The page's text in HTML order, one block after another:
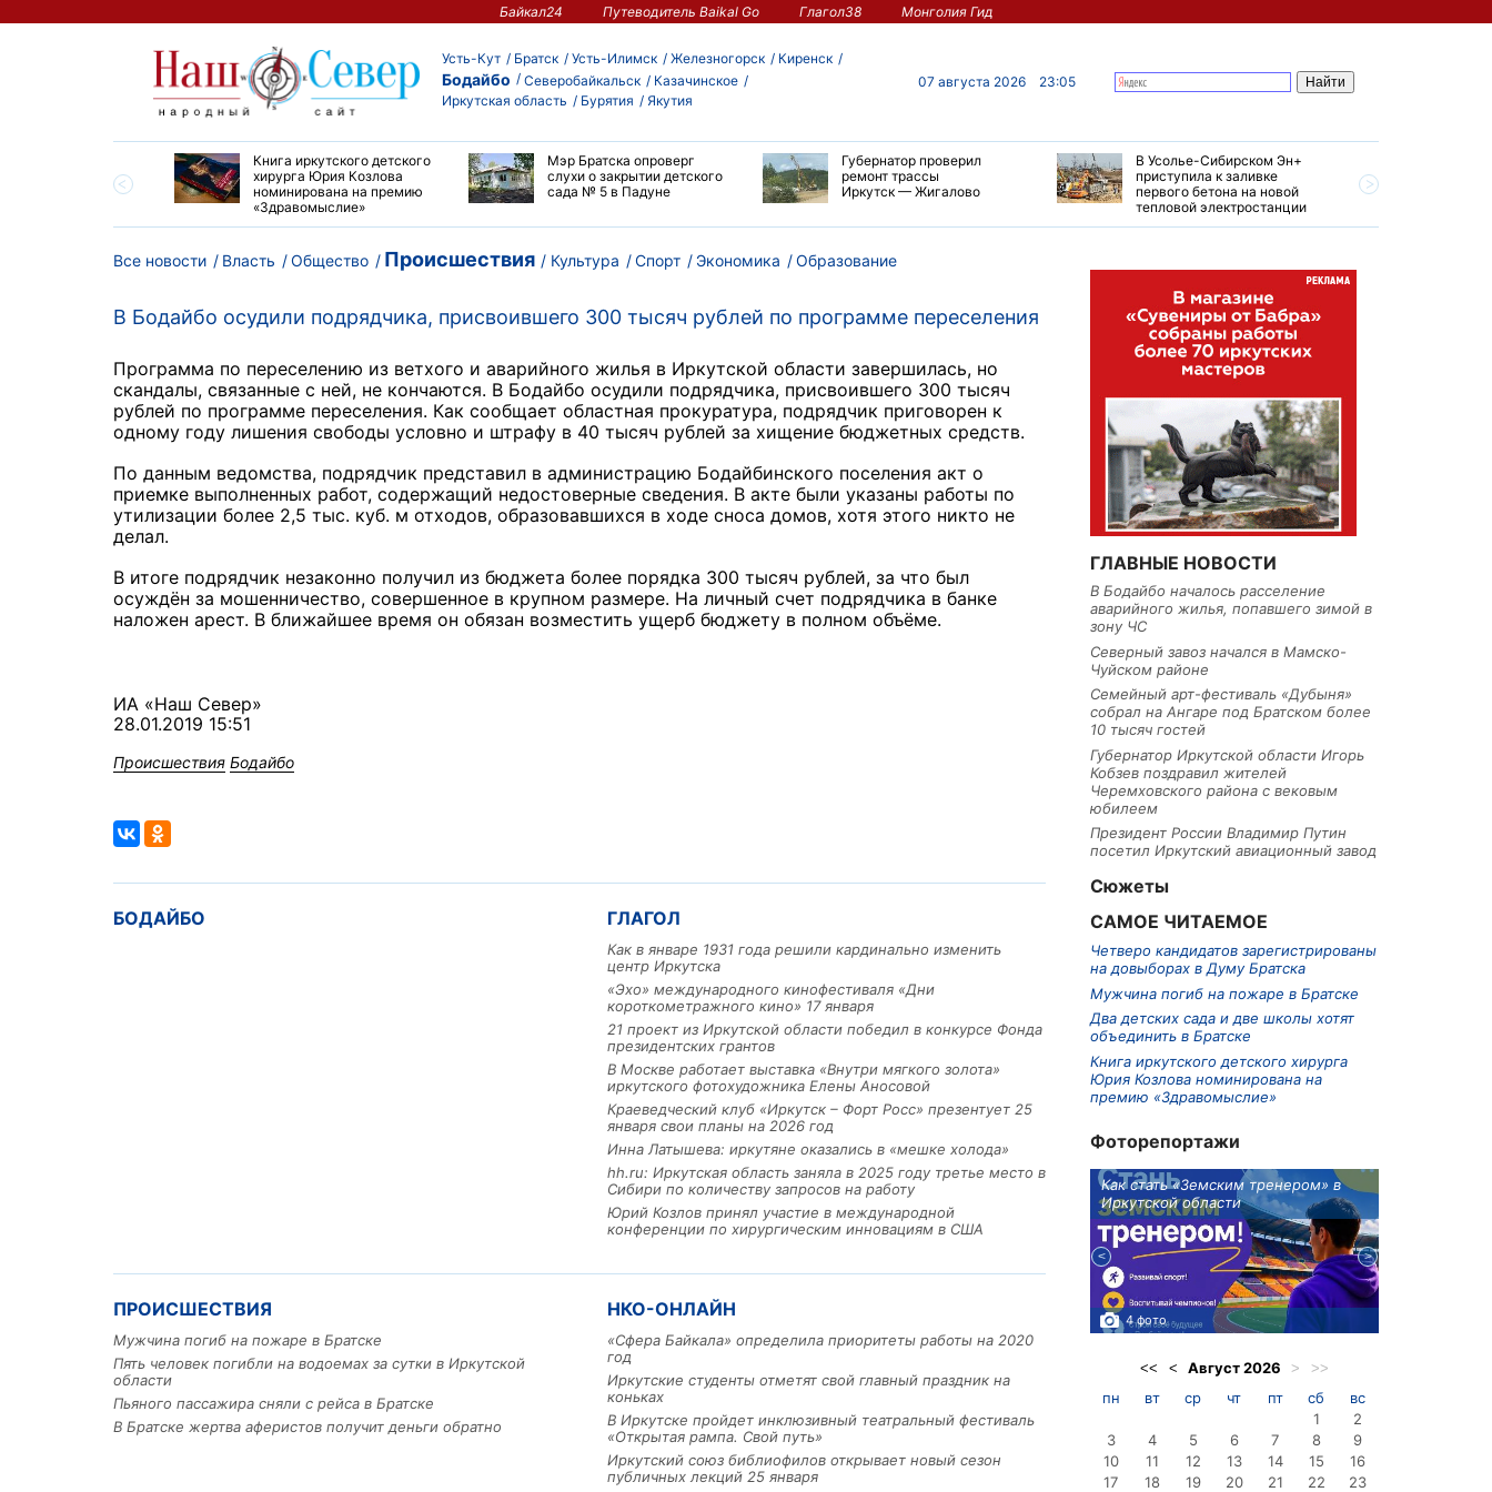
Байкал24 Путеводитель Baikal Go Глагол38 Монголия Гид
Усть-Кут Братск Усть-Илимск Железногорск Киренск
Бодайбо Северобайкальск
Казачинское
Иркутская область
Бурятия Якутия
07 августа 2026 23:05
большой эстафеты
Книга иркутского детского
хирурга Юрия Козлова
номинирована на премию
«Здравомыслие»
Мэр Братска опроверг
слухи о закрытии детского
сада № 5 в Падуне
Губернатор проверил
ремонт трассы
Иркутск — Жигалово
В Усолье-Сибирском Эн+
приступила к заливке
первого бетона на новой
тепловой электростанции
Все новости Власть Общество Происшествия Культура Спорт Экономика Образование
В Бодайбо осудили подрядчика, присвоившего 300 тысяч рублей по программе переселения
Программа по переселению из ветхого и аварийного жилья в Иркутской области завершилась, но
скандалы, связанные с ней, не кончаются. В Бодайбо осудили подрядчика, присвоившего 300 тысяч
рублей по программе переселения. Как сообщает областная прокуратура, подрядчик приговорен к
одному году лишения свободы условно и штрафу в 40 тысяч рублей за хищение бюджетных средств.
По данным ведомства, подрядчик представил в администрацию Бодайбинского поселения акт о
приемке выполненных работ, содержащий недостоверные сведения. В акте были указаны работы по
утилизации более 2,5 тыс. куб. м отходов, образовавшихся в ходе сноса домов, хотя этого никто не
делал.
В итоге подрядчик незаконно получил из бюджета более порядка 300 тысяч рублей, за что был
осуждён за мошенничество, совершенное в крупном размере. На личный счет подрядчика в банке
наложен арест. В ближайшее время он обязан возместить ущерб бюджету в полном объёме.
ИА «Наш Север»
28.01.2019 15:51
Происшествия Бодайбо
БОДАЙБО ГЛАГОЛ
Как в январе 1931 года решили кардинально изменить
центр Иркутска
«Эхо» международного кинофестиваля «Дни
короткометражного кино» 17 января
21 проект из Иркутской области победил в конкурсе Фонда
президентских грантов
В Москве работает выставка «Внутри мягкого золота»
иркутского фотохудожника Елены Аносовой
Краеведческий клуб «Иркутск – Форт Росс» презентует 25
января свои планы на 2026 год
Инна Латышева: иркутяне оказались в «мешке холода»
hh.ru: Иркутская область заняла в 2025 году третье место в
Сибири по количеству запросов на работу
Юрий Козлов принял участие в международной
конференции по хирургическим инновациям в США
ПРОИСШЕСТВИЯ
Мужчина погиб на пожаре в Братске
Пять человек погибли на водоемах за сутки в Иркутской
области
Пьяного пассажира сняли с рейса в Братске
В Братске жертва аферистов получит деньги обратно
НКО-ОНЛАЙН
«Сфера Байкала» определила приоритеты работы на 2020
год
Иркутские студенты отметят свой главный праздник на
коньках
В Иркутске пройдет инклюзивный театральный фестиваль
«Открытая рампа. Свой путь»
Иркутский союз библиофилов открывает новый сезон
публичных лекций 25 января
ГЛАВНЫЕ НОВОСТИ
В Бодайбо началось расселение
аварийного жилья, попавшего зимой в
зону ЧС
Северный завоз начался в Мамско-
Чуйском районе
Семейный арт-фестиваль «Дубыня»
собрал на Ангаре под Братском более
10 тысяч гостей
Губернатор Иркутской области Игорь
Кобзев поздравил жителей
Черемховского района с вековым
юбилеем
Президент России Владимир Путин
посетил Иркутский авиационный завод
Сюжеты
САМОЕ ЧИТАЕМОЕ
Четверо кандидатов зарегистрированы
на довыборах в Думу Братска
Мужчина погиб на пожаре в Братске
Два детских сада и две школы хотят
объединить в Братске
Книга иркутского детского хирурга
Юрия Козлова номинирована на
премию «Здравомыслие»
Фоторепортажи
Льготный заём в 9 миллионов
рублей получит
машиностроительное предприятие
из Иркутской области
Как стать «Земским тренером» в
Иркутской области
4 фото
<< < Август2026 > >>
пн вт ср чт пт сб
вс
1
2
3
4 5 6 7 8
9
10
11 12 13 14 15
16
17
18 19 20 21 22 23